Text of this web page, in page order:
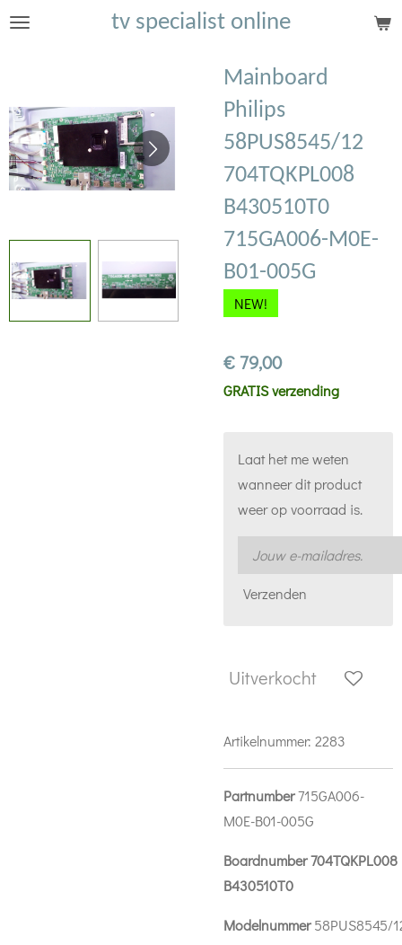
Ga
hoofdinhoud
tv specialist online
Mainboard
Philips
58PUS8545/12
704TQKPL008
B430510T0
715GA006-M0E-
B01-005G
NEW!
€ 79,00
GRATIS verzending
Laat het me weten
wanneer dit product
weer op voorraad is.
Verzenden
Uitverkocht
Artikelnummer: 2283
Partnumber715GA006-
M0E-B01-005G
Boardnumber704TQKPL008
B430510T0
Modelnummer58PUS8545/